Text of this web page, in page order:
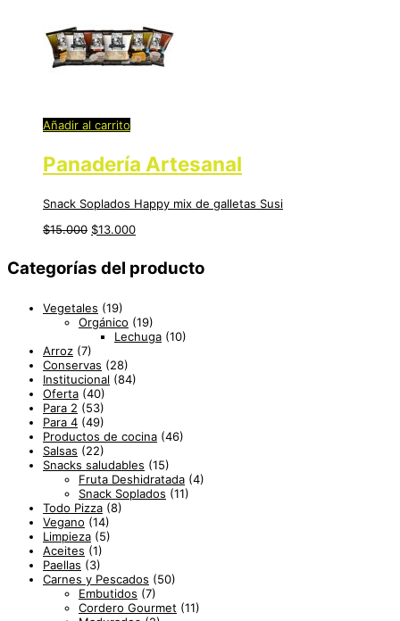
Añadir al carrito
Panadería Artesanal
Snack Soplados Happy mix de galletas Susi
$15.000 $13.000
Categorías del producto
Vegetales (19)
Orgánico (19)
Lechuga (10)
Arroz (7)
Conservas (28)
Institucional (84)
Oferta (40)
Para 2 (53)
Para 4 (49)
Productos de cocina (46)
Salsas (22)
Snacks saludables (15)
Fruta Deshidratada (4)
Snack Soplados (11)
Todo Pizza (8)
Vegano (14)
Limpieza (5)
Aceites (1)
Paellas (3)
Carnes y Pescados (50)
Embutidos (7)
Cordero Gourmet (11)